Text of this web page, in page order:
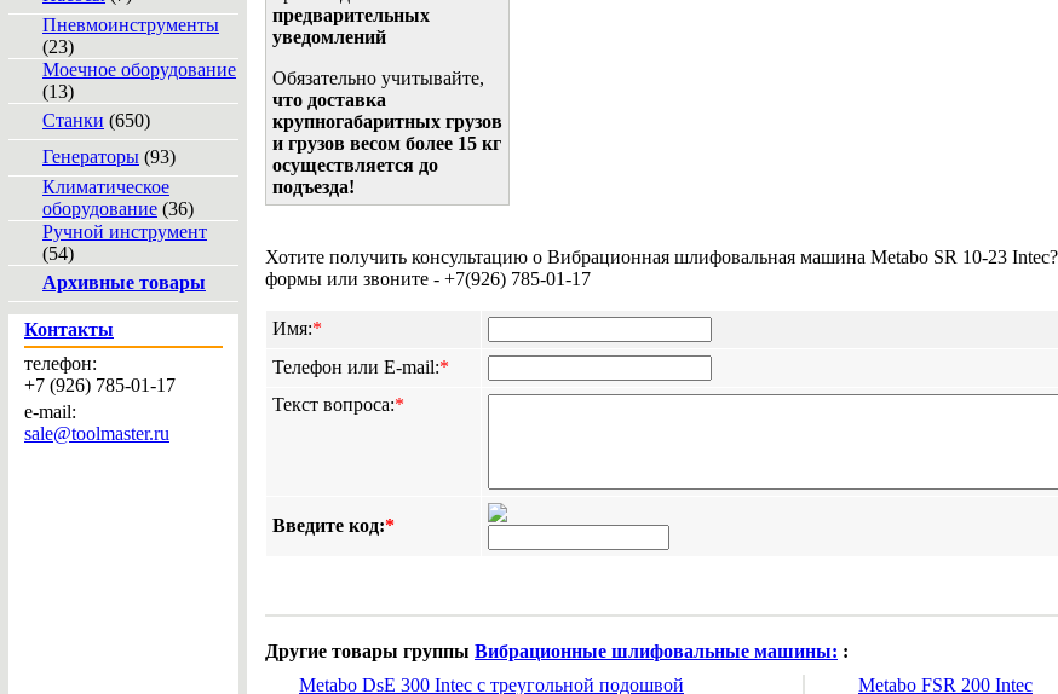
Пневмоинструменты
(23)
Моечное оборудование
(13)
Станки (650)
Генераторы (93)
Климатическое
оборудование (36)
Ручной инструмент
(54)
Архивные товары
Контакты
телефон:
+7 (926) 785-01-17
e-mail:
sale@toolmaster.ru
предварительных
уведомлений
Обязательно учитывайте,
что доставка
крупногабаритных грузов
и грузов весом более 15 кг
осуществляется до
подъезда!
Хотите получить консультацию о Вибрационная шлифовальная машина Metabo SR 10-23
формы или звоните - +7(926) 785-01-17
Имя:*
Телефон или E-mail:*
Текст вопроса:*
Введите код:*
Другие товары группы Вибрационные шлифовальные машины: :
Metabo DsE 300 Intec с треугольной подошвой
Metabo FSR 200 Intec